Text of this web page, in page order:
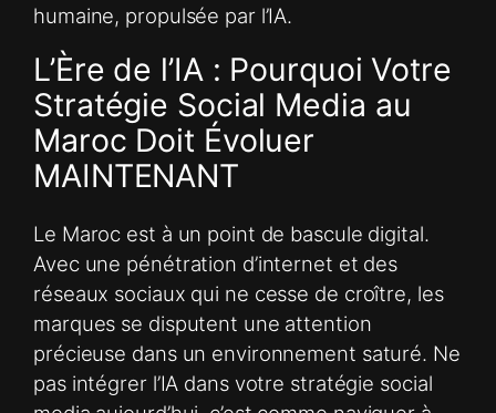
humaine, propulsée par l’IA.
L’Ère de l’IA : Pourquoi Votre
Stratégie Social Media au
Maroc Doit Évoluer
MAINTENANT
Le Maroc est à un point de bascule digital.
Avec une pénétration d’internet et des
réseaux sociaux qui ne cesse de croître, les
marques se disputent une attention
précieuse dans un environnement saturé. Ne
pas intégrer l’IA dans votre stratégie social